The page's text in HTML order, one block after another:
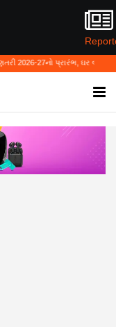
પ્રારંભ, ઘર બેઠા આજે જ તમારાથી